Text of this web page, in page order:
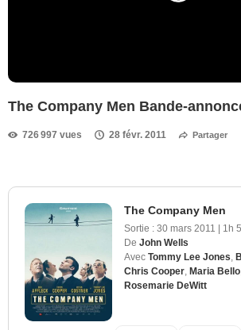
The Company Men Bande-
726 997 vues 28 févr. 2011 Partager
The Company Men
Sortie : 30 mars 2011 | 1h
De John Wells
Avec Tommy Lee Jones
Chris Cooper Maria Bello
Rosemarie DeWitt